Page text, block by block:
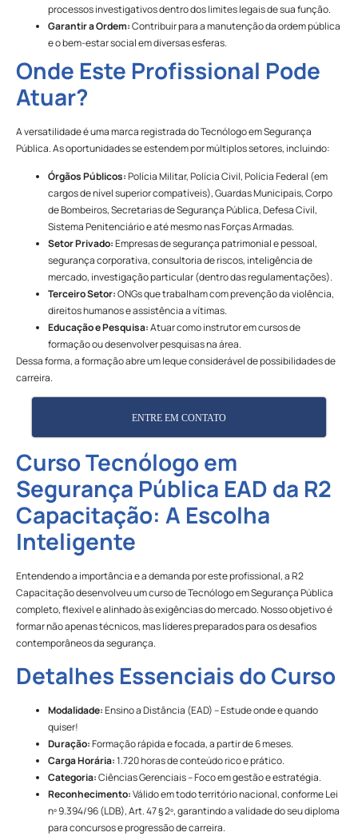
processos investigativos dentro dos limites legais de sua função.
Garantir a Ordem:Contribuir para a manutenção da ordem pública
e o bem-estar social em diversas esferas.
Onde Este Profissional Pode
Atuar?
A versatilidade é uma marca registrada do Tecnólogo em Segurança
Pública. As oportunidades se estendem por múltiplos setores, incluindo:
Órgãos Públicos:Polícia Militar, Polícia Civil, Polícia Federal (em
cargos de nível superior compatíveis), Guardas Municipais, Corpo
de Bombeiros, Secretarias de Segurança Pública, Defesa Civil,
Sistema Penitenciário e até mesmo nas Forças Armadas.
Setor Privado:Empresas de segurança patrimonial e pessoal,
segurança corporativa, consultoria de riscos, inteligência de
mercado, investigação particular (dentro das regulamentações).
Terceiro Setor:ONGs que trabalham com prevenção da violência,
direitos humanos e assistência a vítimas.
Educação e Pesquisa:Atuar como instrutor em cursos de
formação ou desenvolver pesquisas na área.
Dessa forma, a formação abre um leque considerável de possibilidades de
carreira.
ENTRE EM CONTATO
Curso Tecnólogo em
Segurança Pública EAD da R2
Capacitação: A Escolha
Inteligente
Entendendo a importância e a demanda por este profissional, a R2
Capacitação desenvolveu um curso de Tecnólogo em Segurança Pública
completo, flexível e alinhado às exigências do mercado. Nosso objetivo é
formar não apenas técnicos, mas líderes preparados para os desafios
contemporâneos da segurança.
Detalhes Essenciais do Curso
Modalidade:Ensino a Distância (EAD) – Estude onde e quando
quiser!
Duração:Formação rápida e focada, a partir de 6 meses.
Carga Horária:1.720 horas de conteúdo rico e prático.
Categoria:Ciências Gerenciais – Foco em gestão e estratégia.
Reconhecimento:Válido em todo território nacional, conforme Lei
nº 9.394/96 (LDB), Art. 47 § 2º, garantindo a validade do seu diploma
para concursos e progressão de carreira.